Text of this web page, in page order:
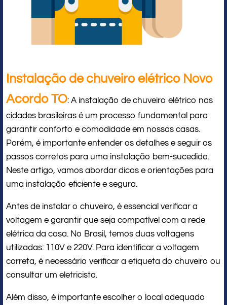
Instalação de chuveiro elétrico Novo
Acordo TO: A instalação de chuveiro elétrico nas
cidades brasileiras é um processo fundamental para
garantir conforto e comodidade em nossas casas.
Porém, é importante entender os detalhes e seguir os
passos corretos para uma instalação bem-sucedida.
Neste artigo, vamos abordar dicas e orientações para
uma instalação eficiente e segura.
Antes de instalar o chuveiro, é essencial verificar a
voltagem e garantir que seja compatível com a rede
elétrica da casa. No Brasil, temos duas voltagens
utilizadas: 110V e 220V. Para identificar a voltagem
correta, é necessário verificar a etiqueta do chuveiro ou
consultar um eletricista.
Além disso, é importante escolher o local adequado